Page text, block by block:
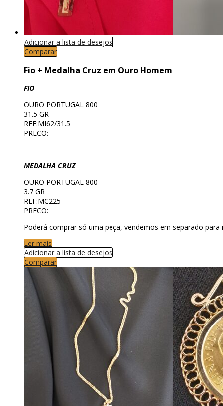
Adicionar a lista de desejos
Comparar
Fio + Medalha Cruz em Ouro Homem
FIO
OURO PORTUGAL 800
31.5 GR
REF:MI62/31.5
PRECO:
MEDALHA CRUZ
OURO PORTUGAL 800
3.7 GR
REF:MC225
PRECO:
Poderá comprar só uma peça, vendemos em separado
Ler mais
Adicionar a lista de desejos
Comparar